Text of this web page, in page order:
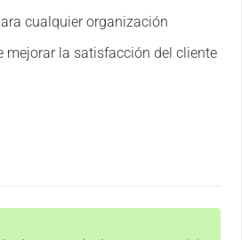
cualquier organización
mejorar la satisfacción del cliente